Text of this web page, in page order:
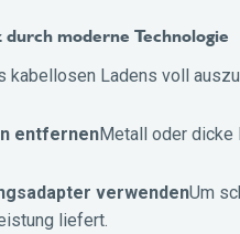
durch moderne Technologie
kabellosen Ladens voll
entfernenMetall oder
verwendenUm
liefert.